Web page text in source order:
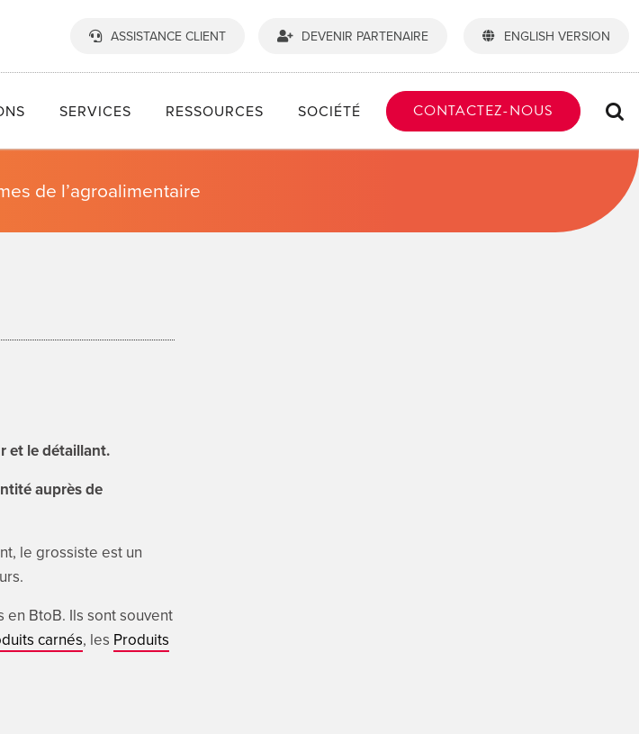
ASSISTANCE CLIENT DEVENIR PARTENAIRE ENGLISH VERSION
SERVICES RESSOURCES SOCIÉTÉ CONTACTEZ-NOUS
de l’agroalimentaire
et le détaillant.
auprès de
le grossiste est un
en BtoB. Ils sont souvent
carnés, les Produits